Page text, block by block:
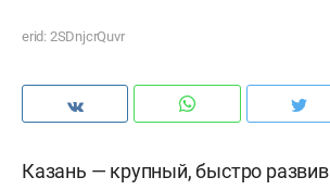
erid: 2SDnjcrQuvr
Казань — крупный, быстро